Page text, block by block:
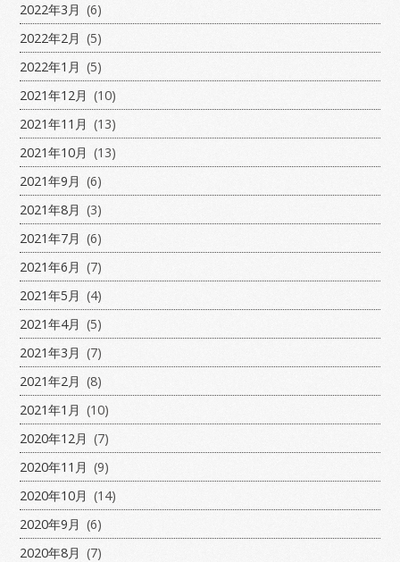
2022年3月 (6)
2022年2月 (5)
2022年1月 (5)
2021年12月 (10)
2021年11月 (13)
2021年10月 (13)
2021年9月 (6)
2021年8月 (3)
2021年7月 (6)
2021年6月 (7)
2021年5月 (4)
2021年4月 (5)
2021年3月 (7)
2021年2月 (8)
2021年1月 (10)
2020年12月 (7)
2020年11月 (9)
2020年10月 (14)
2020年9月 (6)
2020年8月 (7)